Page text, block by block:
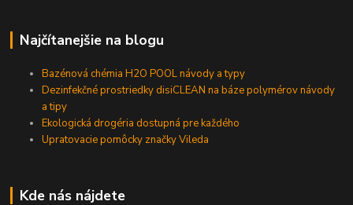
Najčítanejšie na blogu
Bazénová chémia H2O POOL návody a typy
Dezinfekčné prostriedky disiCLEAN na báze polymérov návody
a tipy
Ekologická drogéria dostupná pre každého
Upratovacie pomôcky značky Vileda
Kde nás nájdete